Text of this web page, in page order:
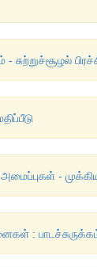
- சுற்றுச்சூழல்
அமைப்புகள் -
: